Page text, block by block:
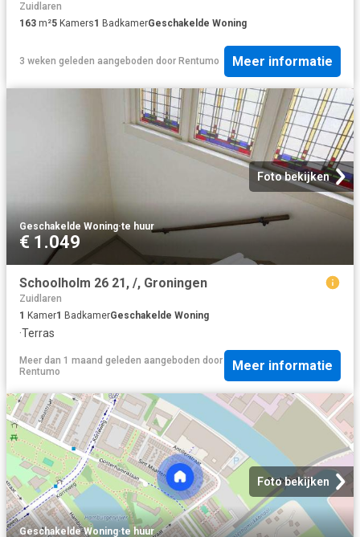
Zuidlaren
163 m²5 Kamers1 BadkamerGeschakelde Woning
3 weken geleden aangeboden door Rentumo Meer informatie
Foto bekijken
Geschakelde Woning·te huur
€ 1.049
Schoolholm 26 21, /, Groningen
Zuidlaren
1 Kamer1 BadkamerGeschakelde Woning
·Terras
Meer dan 1 maand geleden aangeboden door
Rentumo
Meer informatie
Foto bekijken
Geschakelde Woning·te huur